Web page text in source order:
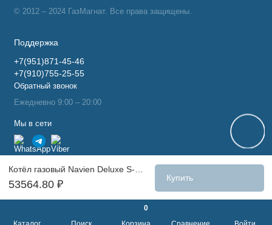
0
53564.80 ₽
Купить
© 2012 – 2024 ГазМагнат. Все права защищены.
Поддержка
+7(951)871-45-46
+7(910)755-25-55
Обратный звонок
Ежедневно 9:00 – 20:00
Мы в сети